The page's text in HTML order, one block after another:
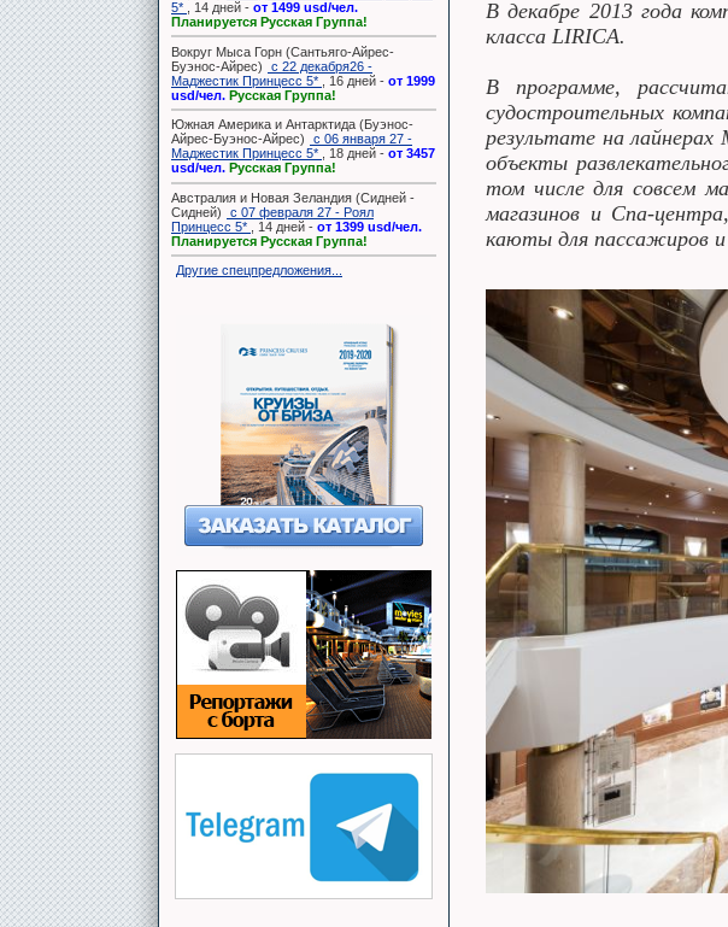
5*
, 14 дней - от 1499 usd/чел.
Планируется Русская Группа!
Вокруг Мыса Горн (Сантьяго-Айрес-
Буэнос-Айрес)
с 22 декабря26 -
Маджестик Принцесс 5*
, 16 дней - от 1999
usd/чел. Русская Группа!
Южная Америка и Антарктида (Буэнос-
Айрес-Буэнос-Айрес)
с 06 января 27 -
Маджестик Принцесс 5*
, 18 дней - от 3457
usd/чел. Русская Группа!
Австралия и Новая Зеландия (Сидней -
Сидней)
с 07 февраля 27 - Роял
Принцесс 5*
, 14 дней - от 1399 usd/чел.
Планируется Русская Группа!
Другие спецпредложения...
В декабре 2013 года
класса LIRICA.
В программе,
судостроительных
результате на
объекты
том числе для совсем
магазинов и Спа-
каюты для пассажиров